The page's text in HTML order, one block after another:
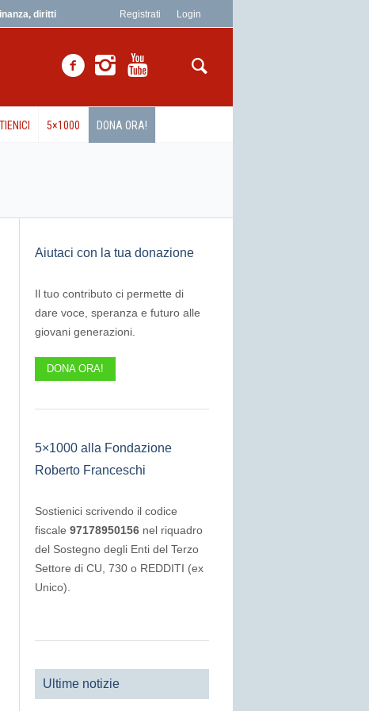
Registrati Login
diritti
5×1000 DONA ORA!
Aiutaci con la tua donazione
Il tuo contributo ci permette di
dare voce, speranza e futuro alle
giovani generazioni.
DONA ORA!
5×1000 alla Fondazione
Roberto Franceschi
Sostienici scrivendo il codice
fiscale97178950156 nel riquadro
del Sostegno degli Enti del Terzo
Settore di CU, 730 o REDDITI (ex
Unico).
Ultime notizie